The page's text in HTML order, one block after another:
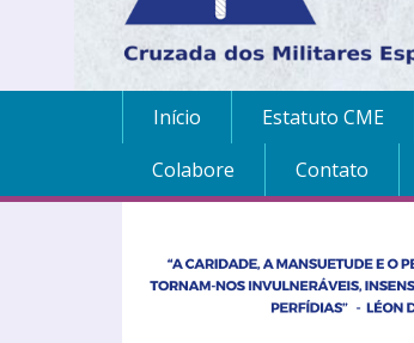
Início Estatuto CME
Colabore
Contato